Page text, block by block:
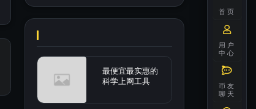
最便宜最实惠的
科学上网工具
首页
用户
中心
币友
聊天